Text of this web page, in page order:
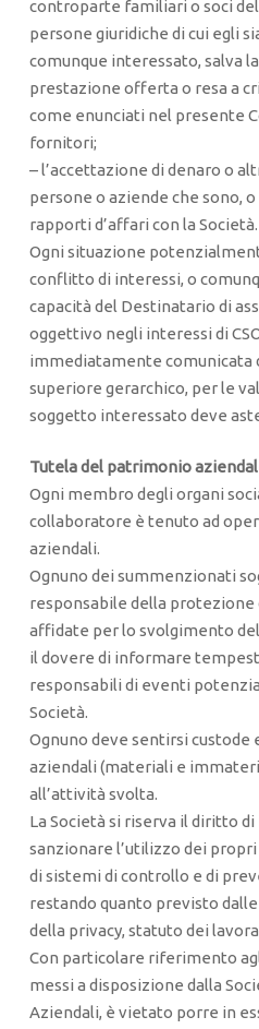
controparte familiari o soci
persone giuridiche di cui egli
comunque interessato, salva
prestazione offerta o resa a
come enunciati nel presente
fornitori;
– l’accettazione di denaro o
persone o aziende che sono,
rapporti d’affari con la Società.
Ogni situazione
conflitto di interessi, o
capacità del Destinatario di
oggettivo negli interessi di
immediatamente comunicata
superiore gerarchico, per le
soggetto interessato deve
Tutela del patrimonio
Ogni membro degli organi
collaboratore è tenuto ad
aziendali.
Ognuno dei summenzionati
responsabile della protezione
affidate per lo svolgimento
il dovere di informare
responsabili di eventi
Società.
Ognuno deve sentirsi custode
aziendali (materiali e
all’attività svolta.
La Società si riserva il diritto di
sanzionare l’utilizzo dei
di sistemi di controllo e di
restando quanto previsto
della privacy, statuto dei
Con particolare riferimento
messi a disposizione dalla
Aziendali, è vietato porre in